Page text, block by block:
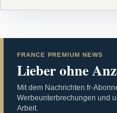
FRANCE PREMIUM NEWS
Lieber ohne
Mit dem Nachrichten.fr-
Werbeunterbrechungen und
Arbeit.